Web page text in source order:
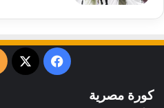
فيسبوك
‫X
كورة مصرية